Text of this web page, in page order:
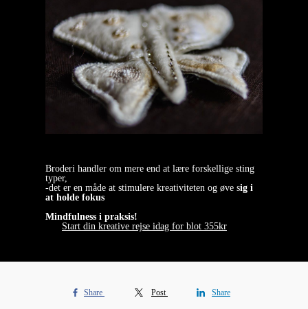
Broderi handler om mere end at lære forskellige sting
typer,
-det er en måde at stimulere kreativiteten og øve sig i
at holde fokus
Mindfulness i praksis!
Start din kreative rejse idag for blot 355kr
Share Post Share